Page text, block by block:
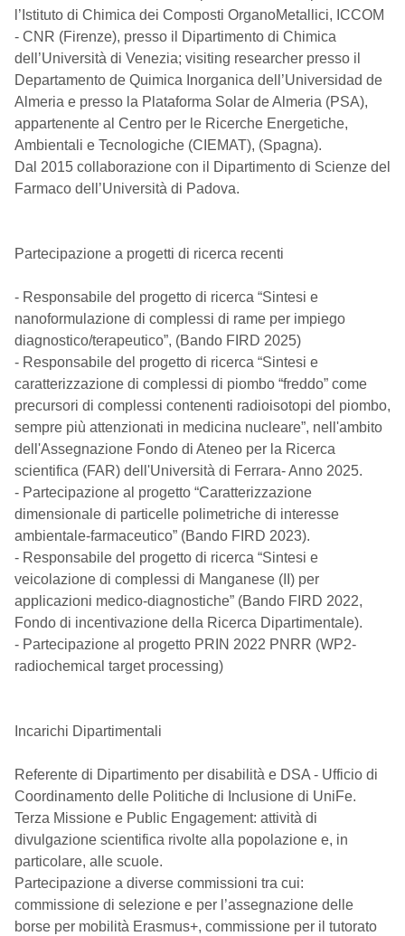
l’Istituto di Chimica dei Composti OrganoMetallici, ICCOM
- CNR (Firenze), presso il Dipartimento di Chimica
dell’Università di Venezia; visiting researcher presso il
Departamento de Quimica Inorganica dell’Universidad de
Almeria e presso la Plataforma Solar de Almeria (PSA),
appartenente al Centro per le Ricerche Energetiche,
Ambientali e Tecnologiche (CIEMAT), (Spagna).
Dal 2015 collaborazione con il Dipartimento di Scienze del
Farmaco dell’Università di Padova.
Partecipazione a progetti di ricerca recenti
- Responsabile del progetto di ricerca “Sintesi e
nanoformulazione di complessi di rame per impiego
diagnostico/terapeutico”, (Bando FIRD 2025)
- Responsabile del progetto di ricerca “Sintesi e
caratterizzazione di complessi di piombo “freddo” come
precursori di complessi contenenti radioisotopi del piombo,
sempre più attenzionati in medicina nucleare”, nell'ambito
dell'Assegnazione Fondo di Ateneo per la Ricerca
scientifica (FAR) dell'Università di Ferrara- Anno 2025.
- Partecipazione al progetto “Caratterizzazione
dimensionale di particelle polimetriche di interesse
ambientale-farmaceutico” (Bando FIRD 2023).
- Responsabile del progetto di ricerca “Sintesi e
veicolazione di complessi di Manganese (II) per
applicazioni medico-diagnostiche” (Bando FIRD 2022,
Fondo di incentivazione della Ricerca Dipartimentale).
- Partecipazione al progetto PRIN 2022 PNRR (WP2-
radiochemical target processing)
Incarichi Dipartimentali
Referente di Dipartimento per disabilità e DSA - Ufficio di
Coordinamento delle Politiche di Inclusione di UniFe.
Terza Missione e Public Engagement: attività di
divulgazione scientifica rivolte alla popolazione e, in
particolare, alle scuole.
Partecipazione a diverse commissioni tra cui:
commissione di selezione e per l’assegnazione delle
borse per mobilità Erasmus+, commissione per il tutorato